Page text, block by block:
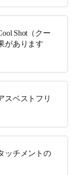
Shot（クー
があります
スベストフリ
ッチメントの